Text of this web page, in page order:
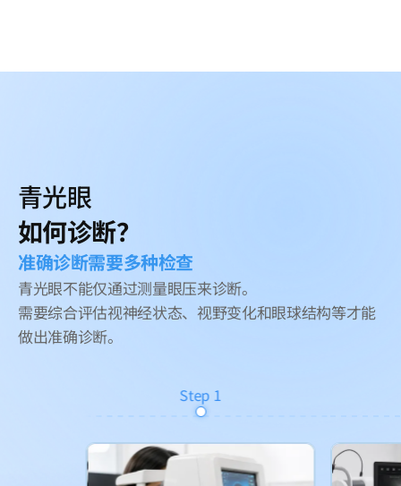
青光眼
如何诊断？
准确诊断需要多种检查
青光眼不能仅通过测量眼压来诊断。
需要综合评估视神经状态、视野变化和眼球结构等才能
做出准确诊断。
Step 1